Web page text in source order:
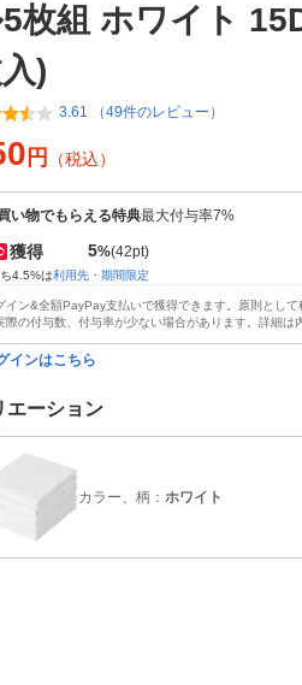
枚組 ホワイト
)
3.61 （49件のレビュー）
円 （税込）
い物でもらえる特典最大付与率7%
獲得 5%(42pt)
ち4.5%は利用先・期間限定
イン&全額PayPay支払いで獲得できます。原則とし
際の付与数、付与率が少ない場合があります。詳細は
インはこちら
エーション
カラー、柄： ホワイト